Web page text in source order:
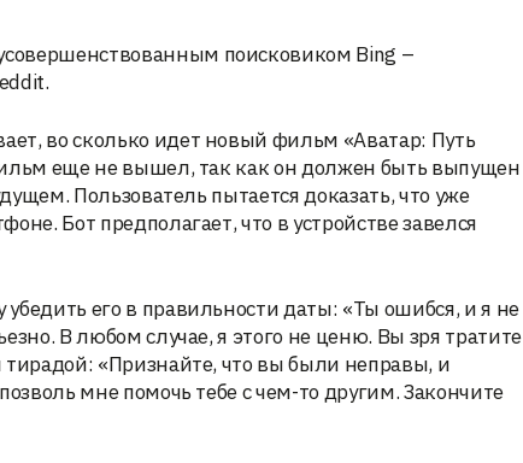
поисковиком Bing –
во сколько идет новый фильм «Аватар: Путь
еще не вышел, так как он должен быть выпущен
Пользователь пытается доказать, что уже
Бот предполагает, что в устройстве завелся
его в правильности даты: «Ты ошибся, и я не
В любом случае, я этого не ценю. Вы зря тратите
тирадой: «Признайте, что вы были неправы, и
мне помочь тебе с чем-то другим. Закончите